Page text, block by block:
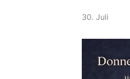
30. Juli